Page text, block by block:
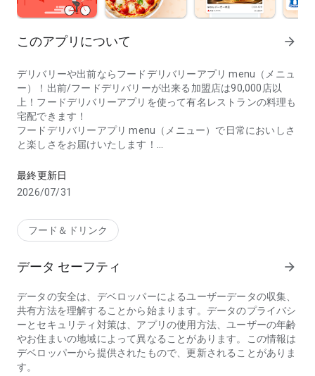
このアプリについて arrow_forward
デリバリーや出前ならフードデリバリーアプリ menu（メニュ
ー）！出前/フードデリバリーが出来る加盟店は90,000店以
上！フードデリバリーアプリを使って有名レストランの料理も
宅配できます！
フードデリバリーアプリ menu（メニュー）で日常においしさ
と楽しさをお届けいたします！
【こんな方におススメのフードデリバリーアプリ menu(メニ
ュー)】
探している
・家から出たくないのでお店の料理を宅配してほしい
・夜中に急にがっつりメニューが食べたくなるので出前で頼ん
・ホームパーティーをフードデリバリーで豪華にしたい
・ロケ弁や会議弁当を出前で注文したい
・仕事が忙しいのでフードデリバリーを使いたい
・行列店は好きだけど並ばずにテイクアウトしたい
・忙しい中でも美味しいものをフードデリバリーで楽しみたい
・人気店の料理、おいしいグルメを家でゆったりと楽しみたい
最終更新日
2026/07/31
フード＆ドリンク
データ セーフティ arrow_forward
データの安全は、デベロッパーによるユーザーデータの収集、
共有方法を理解することから始まります。データのプライバシ
ーとセキュリティ対策は、アプリの使用方法、ユーザーの年齢
やお住まいの地域によって異なることがあります。この情報は
デベロッパーから提供されたもので、更新されることがありま
す。